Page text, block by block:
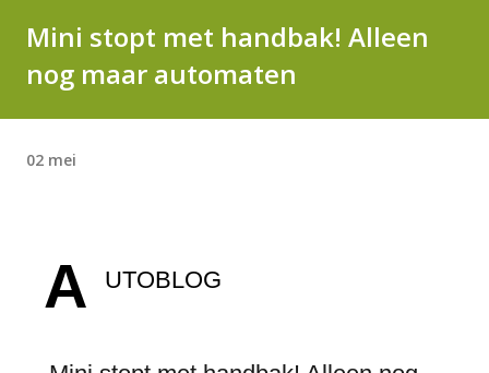
Mini stopt met handbak! Alleen
nog maar automaten
02 mei
A UTOBLOG